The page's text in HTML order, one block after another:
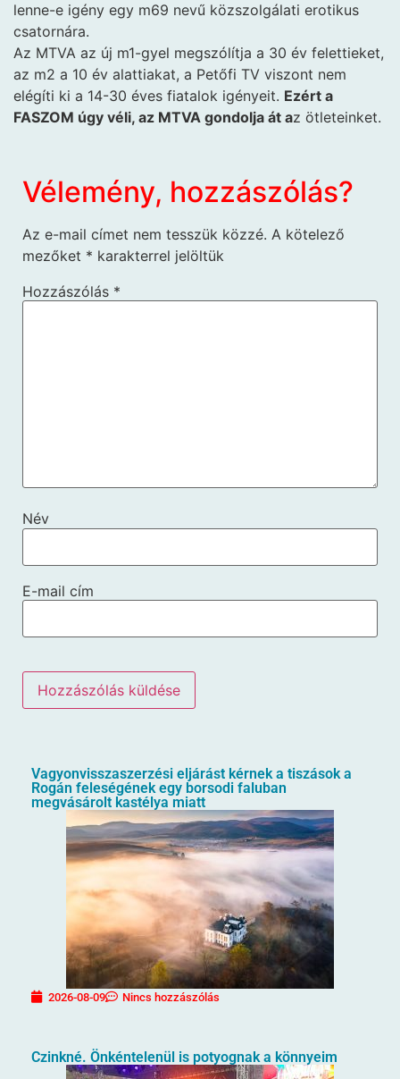
lenne-e igény egy m69 nevű közszolgálati erotikus
csatornára.
Az MTVA az új m1-gyel megszólítja a 30 év felettieket,
az m2 a 10 év alattiakat, a Petőfi TV viszont nem
elégíti ki a 14-30 éves fiatalok igényeit. Ezért a
FASZOM úgy véli, az MTVA gondolja át az ötleteinket.
Vélemény, hozzászólás?
Az e-mail címet nem tesszük közzé. A kötelező
mezőket * karakterrel jelöltük
Hozzászólás *
Név
E-mail cím
Vagyonvisszaszerzési eljárást kérnek a tiszások a
Rogán feleségének egy borsodi faluban
megvásárolt kastélya miatt
2026-08-09 Nincs hozzászólás
Czinkné. Önkéntelenül is potyognak a könnyeim